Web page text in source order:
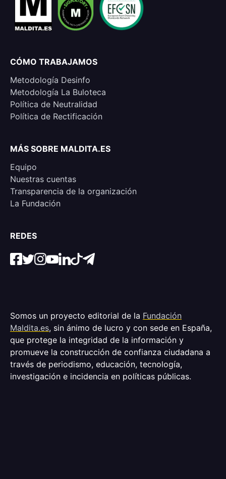
CÓMO TRABAJAMOS
Metodología Desinfo
Metodología La Buloteca
Política de Neutralidad
Política de Rectificación
MÁS SOBRE MALDITA.ES
Equipo
Nuestras cuentas
Transparencia de la organización
La Fundación
REDES
Somos un proyecto editorial de la Fundación
Maldita.es, sin ánimo de lucro y con sede en España,
que protege la integridad de la información y
promueve la construcción de confianza ciudadana a
través de periodismo, educación, tecnología,
investigación e incidencia en políticas públicas.